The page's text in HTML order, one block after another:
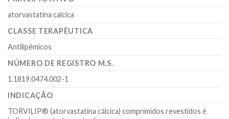
atorvastatina calcica
CLASSE TERAPÊUTICA
Antilipêmicos
NÚMERO DE REGISTRO M.S.
1.1819.0474.002-1
INDICAÇÃO
TORVILIP® (atorvastatina cálcica) comprimidos revestidos é